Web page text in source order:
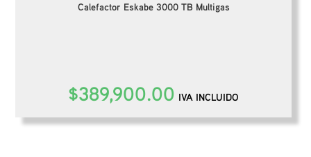
Calefactor Eskabe 3000 TB Multigas
$389,900.00 IVA INCLUIDO